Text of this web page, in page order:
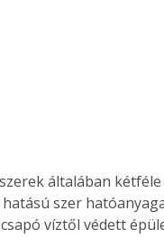
szer
víztől védett